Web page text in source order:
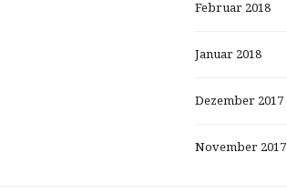
Februar 2018
Januar 2018
Dezember 2017
November 2017